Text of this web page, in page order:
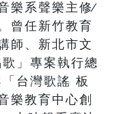
樂系聲樂主修∕
曾任新竹教育
師、新北市文
」專案執行總
台灣歌謠 板
樂教育中心創